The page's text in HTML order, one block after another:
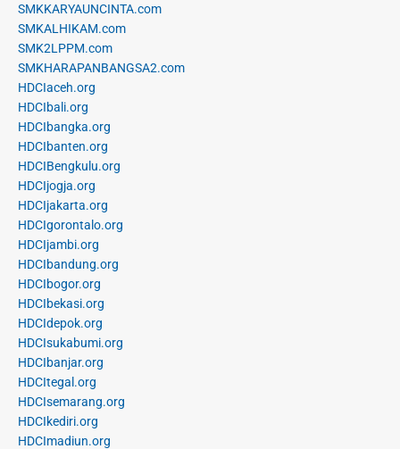
SMKKARYAUNCINTA.com
SMKALHIKAM.com
SMK2LPPM.com
SMKHARAPANBANGSA2.com
HDCIaceh.org
HDCIbali.org
HDCIbangka.org
HDCIbanten.org
HDCIBengkulu.org
HDCIjogja.org
HDCIjakarta.org
HDCIgorontalo.org
HDCIjambi.org
HDCIbandung.org
HDCIbogor.org
HDCIbekasi.org
HDCIdepok.org
HDCIsukabumi.org
HDCIbanjar.org
HDCItegal.org
HDCIsemarang.org
HDCIkediri.org
HDCImadiun.org